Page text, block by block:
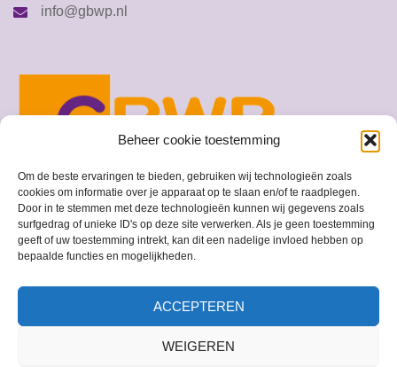
Beheer cookie toestemming
Om de beste ervaringen te bieden, gebruiken wij technologieën zoals
cookies om informatie over je apparaat op te slaan en/of te raadplegen.
Door in te stemmen met deze technologieën kunnen wij gegevens zoals
surfgedrag of unieke ID's op deze site verwerken. Als je geen toestemming
geeft of uw toestemming intrekt, kan dit een nadelige invloed hebben op
bepaalde functies en mogelijkheden.
ACCEPTEREN
WEIGEREN
info@gbwp.nl
© 2026 GBWP